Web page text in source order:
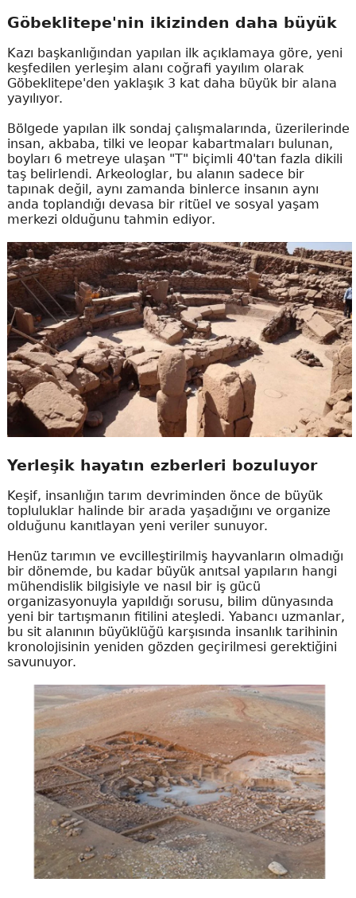
Göbeklitepe'nin ikizinden daha büyük
Kazı başkanlığından yapılan ilk açıklamaya göre, yeni
keşfedilen yerleşim alanı coğrafi yayılım olarak
Göbeklitepe'den yaklaşık 3 kat daha büyük bir alana
yayılıyor.
Bölgede yapılan ilk sondaj çalışmalarında, üzerilerinde
insan, akbaba, tilki ve leopar kabartmaları bulunan,
boyları 6 metreye ulaşan "T" biçimli 40'tan fazla dikili
taş belirlendi. Arkeologlar, bu alanın sadece bir
tapınak değil, aynı zamanda binlerce insanın aynı
anda toplandığı devasa bir ritüel ve sosyal yaşam
merkezi olduğunu tahmin ediyor.
Yerleşik hayatın ezberleri bozuluyor
Keşif, insanlığın tarım devriminden önce de büyük
topluluklar halinde bir arada yaşadığını ve organize
olduğunu kanıtlayan yeni veriler sunuyor.
Henüz tarımın ve evcilleştirilmiş hayvanların olmadığı
bir dönemde, bu kadar büyük anıtsal yapıların hangi
mühendislik bilgisiyle ve nasıl bir iş gücü
organizasyonuyla yapıldığı sorusu, bilim dünyasında
yeni bir tartışmanın fitilini ateşledi. Yabancı uzmanlar,
bu sit alanının büyüklüğü karşısında insanlık tarihinin
kronolojisinin yeniden gözden geçirilmesi gerektiğini
savunuyor.